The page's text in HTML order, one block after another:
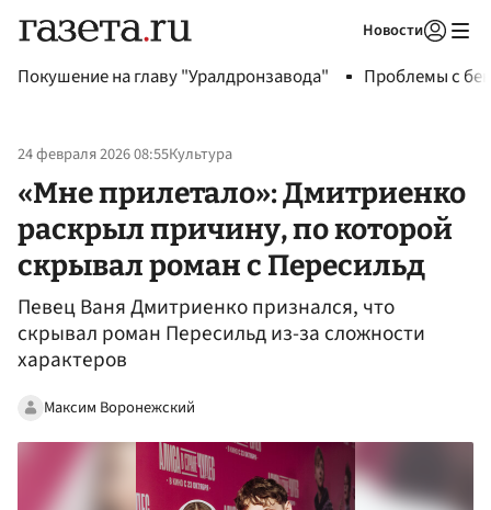
Новости
Покушение на главу "Уралдронзавода" Проблемы с
24 февраля 2026 08:55Культура
«Мне прилетало»: Дмитриенко
раскрыл причину, по которой
скрывал роман с Пересильд
Певец Ваня Дмитриенко признался, что
скрывал роман Пересильд из-за сложности
характеров
Максим Воронежский